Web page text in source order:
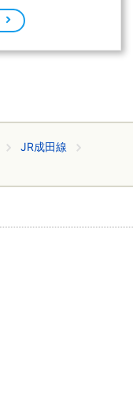
JR成田線